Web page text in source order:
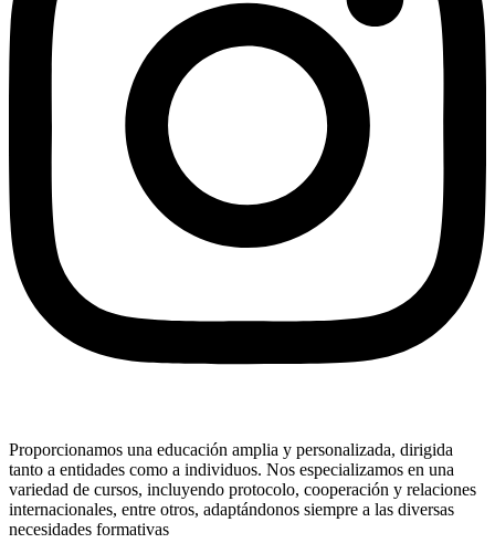
Proporcionamos una educación amplia y personalizada, dirigida
tanto a entidades como a individuos. Nos especializamos en una
variedad de cursos, incluyendo protocolo, cooperación y relaciones
internacionales, entre otros, adaptándonos siempre a las diversas
necesidades formativas